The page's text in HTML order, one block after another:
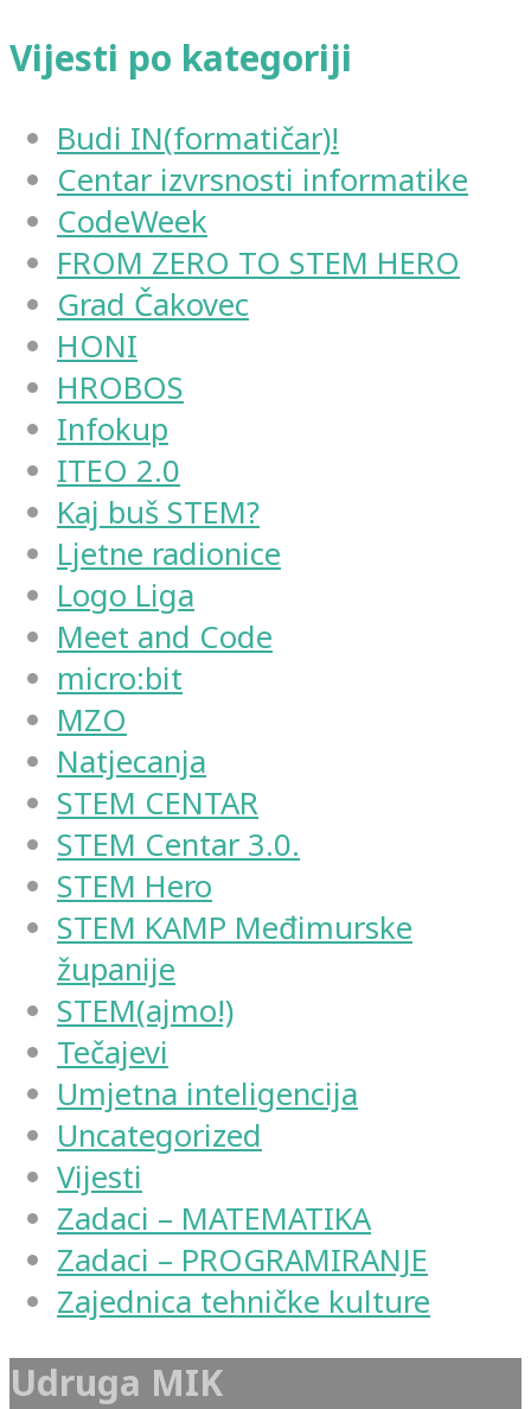
Vijesti po kategoriji
Budi IN(formatičar)!
Centar izvrsnosti informatike
CodeWeek
FROM ZERO TO STEM HERO
Grad Čakovec
HONI
HROBOS
Infokup
ITEO 2.0
Kaj buš STEM?
Ljetne radionice
Logo Liga
Meet and Code
micro:bit
MZO
Natjecanja
STEM CENTAR
STEM Centar 3.0.
STEM Hero
STEM KAMP Međimurske
županije
STEM(ajmo!)
Tečajevi
Umjetna inteligencija
Uncategorized
Vijesti
Zadaci – MATEMATIKA
Zadaci – PROGRAMIRANJE
Zajednica tehničke kulture
Udruga MIK